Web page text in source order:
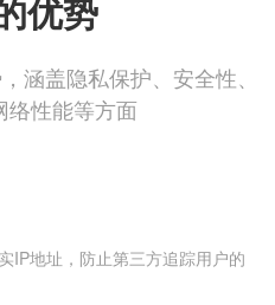
优势
涵盖隐私保护、安全性、
络性能等方面
IP地址，防止第三方追踪用户的